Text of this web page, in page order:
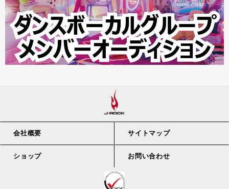
会社概要 サイトマップ
ショップ お問い合わせ